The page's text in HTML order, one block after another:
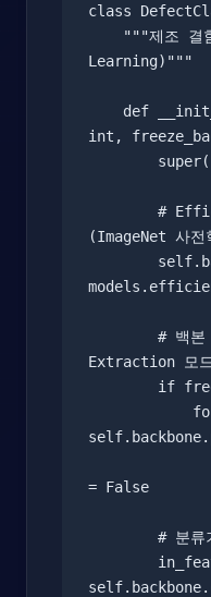
class
Learning)"""
int,
(ImageNet 사전
Extraction 모
= False